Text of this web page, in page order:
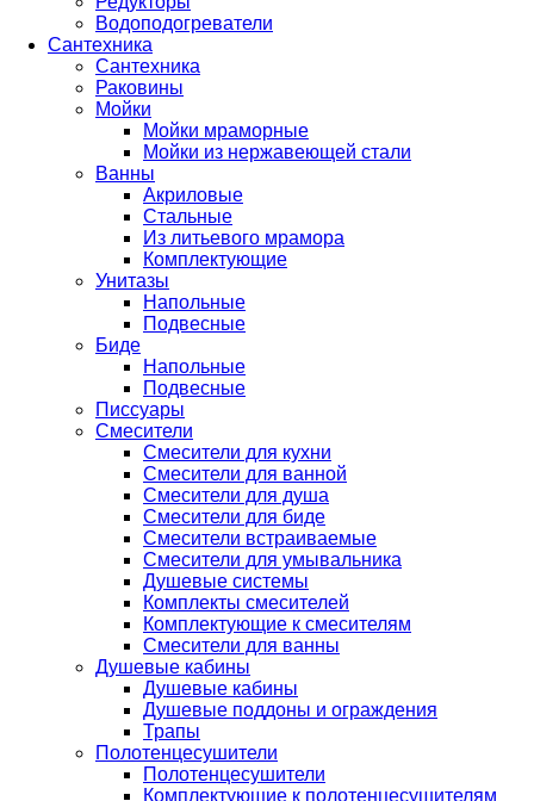
Водоподогреватели
Сантехника
Сантехника
Раковины
Мойки
Мойки мраморные
Мойки из нержавеющей стали
Ванны
Акриловые
Стальные
Из литьевого мрамора
Комплектующие
Унитазы
Напольные
Подвесные
Биде
Напольные
Подвесные
Писсуары
Смесители
Смесители для кухни
Смесители для ванной
Смесители для душа
Смесители для биде
Смесители встраиваемые
Смесители для умывальника
Душевые системы
Комплекты смесителей
Комплектующие к смесителям
Смесители для ванны
Душевые кабины
Душевые кабины
Душевые поддоны и ограждения
Трапы
Полотенцесушители
Полотенцесушители
Комплектующие к полотенцесушителям